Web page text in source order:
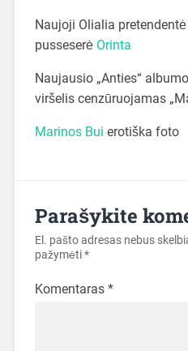
Naujoji Olialia
pusseserė Orinta
Naujausio „Anties“
viršelis cenzūruojamas
Marinos Bui erotiška foto
Parašykite
El. pašto adresas nebus
pažymėti*
Komentaras *